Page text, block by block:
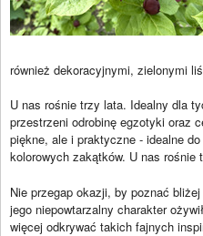
również dekoracyjnymi, zielonymi
U nas rośnie trzy lata. Idealny dla
przestrzeni odrobinę egzotyki oraz
piękne, ale i praktyczne - idealne
kolorowych zakątków. U nas rośnie
Nie przegap okazji, by poznać
jego niepowtarzalny charakter
więcej odkrywać takich fajnych